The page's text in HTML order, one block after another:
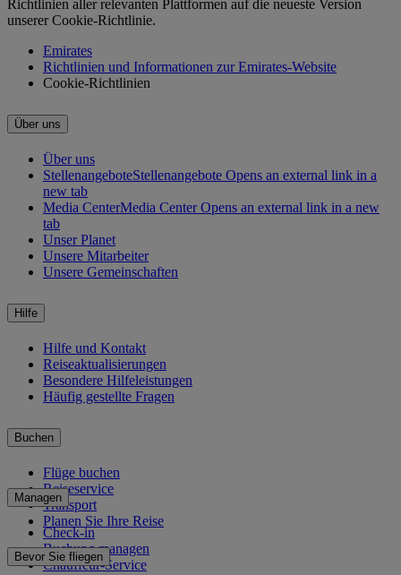
Richtlinien aller relevanten Plattformen auf die neueste Version
unserer Cookie-Richtlinie.
Emirates
Richtlinien und Informationen zur Emirates-Website
Cookie-Richtlinien
Über uns
Über uns
StellenangeboteStellenangebote Opens an external link in a
new tab
Media CenterMedia Center Opens an external link in a new
tab
Unser Planet
Unsere Mitarbeiter
Unsere Gemeinschaften
Hilfe
Hilfe und Kontakt
Reiseaktualisierungen
Besondere Hilfeleistungen
Häufig gestellte Fragen
Buchen
Flüge buchen
Reiseservice
Transport
Planen Sie Ihre Reise
Managen
Check-in
Buchung managen
Chauffeur-Service
Bevor Sie fliegen